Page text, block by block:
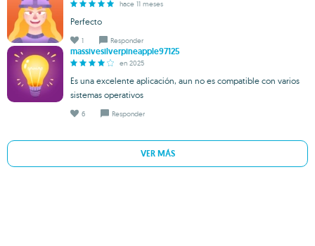
hace 11 meses
Perfecto
1 Responder
massivesilverpineapple97125
en 2025
Es una excelente aplicación, aun no es compatible con varios
sistemas operativos
6 Responder
VER MÁS